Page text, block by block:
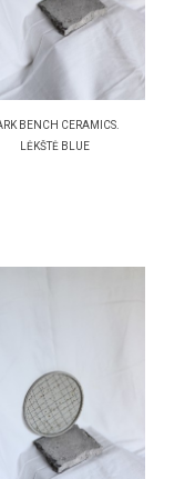
BENCH CERAMICS.
LĖKŠTĖ BLUE